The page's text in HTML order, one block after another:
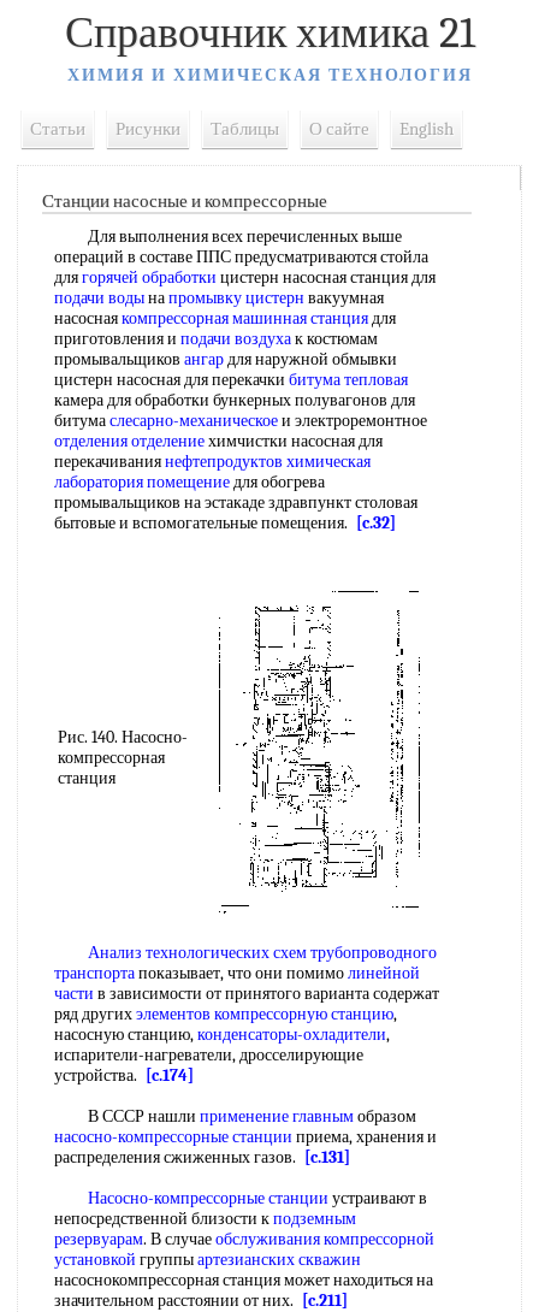
Справочник химика 21
ХИМИЯ И ХИМИЧЕСКАЯ ТЕХНОЛОГИЯ
Статьи Рисунки Таблицы О сайте English
Станции насосные и компрессорные
Для выполнения всех перечисленных выше
операций в составе ППС предусматриваются стойла
длягорячей обработки цистерн насосная станция для
подачи водынапромывку цистерн вакуумная
насоснаякомпрессорная машинная станциядля
приготовления и подачи воздухак костюмам
промывальщиков ангардля наружной обмывки
цистерн насосная для перекачки битума тепловая
камера для обработки бункерных полувагонов для
битумаслесарно-механическоеи электроремонтное
отделения отделениехимчистки насосная для
перекачиваниянефтепродуктов химическая
лаборатория помещениедля обогрева
промывальщиков на эстакаде здравпункт столовая
бытовые и вспомогательные помещения.
[c.32]
Рис. 140. Насосно-
компрессорная
станция
Анализ технологических схемтрубопроводного
транспортапоказывает, что они помимолинейной
части в зависимости от принятого варианта содержат
ряд другихэлементов компрессорную станцию,
насосную станцию,конденсаторы-охладители,
испарители-нагреватели, дросселирующие
устройства.
[c.174]
В СССР нашли применение главнымобразом
насосно-компрессорные станции приема, хранения и
распределения сжиженных газов.
[c.131]
Насосно-компрессорные станции устраивают в
непосредственной близости кподземным
резервуарам. В случаеобслуживания компрессорной
установкой группыартезианских скважин
насоснокомпрессорная станция может находиться на
значительном расстоянии от них.
[c.211]